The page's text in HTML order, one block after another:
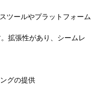
ツールやプラットフォーム
拡張性があり、シームレ
グの提供